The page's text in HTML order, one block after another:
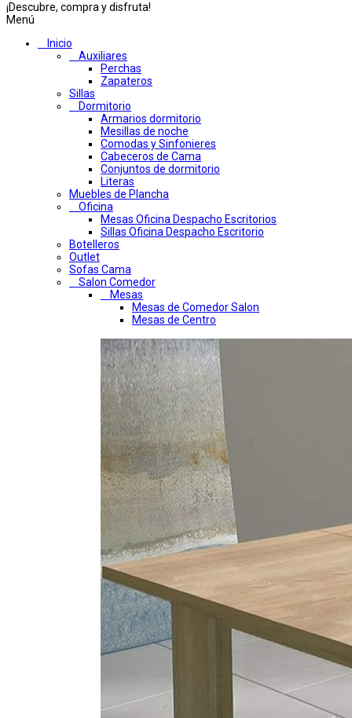
¡Descubre, compra y disfruta!
Menú
Inicio
Auxiliares
Perchas
Zapateros
Sillas
Dormitorio
Armarios dormitorio
Mesillas de noche
Comodas y Sinfonieres
Cabeceros de Cama
Conjuntos de dormitorio
Literas
Muebles de Plancha
Oficina
Mesas Oficina Despacho Escritorios
Sillas Oficina Despacho Escritorio
Botelleros
Outlet
Sofas Cama
Salon Comedor
Mesas
Mesas de Comedor Salon
Mesas de Centro